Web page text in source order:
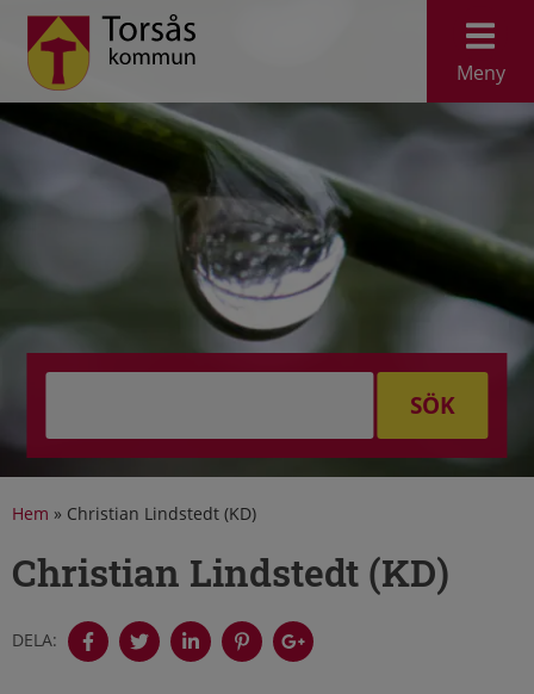
Meny
SÖK
Hem » Christian Lindstedt (KD)
Christian Lindstedt (KD)
DELA: